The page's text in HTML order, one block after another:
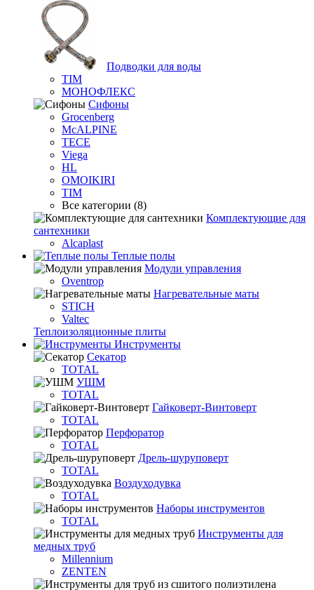
Подводки для воды
TIM
МОНОФЛЕКС
Сифоны
Grocenberg
McALPINE
TECE
Viega
HL
OMOIKIRI
TIM
Все категории (8)
Комплектующие для
сантехники
Alcaplast
Теплые полы
Модули управления
Oventrop
Нагревательные маты
STICH
Valtec
Теплоизоляционные плиты
Инструменты
Секатор
TOTAL
УШМ
TOTAL
Гайковерт-Винтоверт
TOTAL
Перфоратор
TOTAL
Дрель-шуруповерт
TOTAL
Воздуходувка
TOTAL
Наборы инструментов
TOTAL
Инструменты для
медных труб
Millennium
ZENTEN